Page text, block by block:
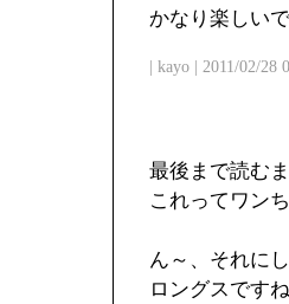
かなり楽しい
| kayo | 2011/02/28
最後まで読む
これってワン
ん～、それに
ロングスです